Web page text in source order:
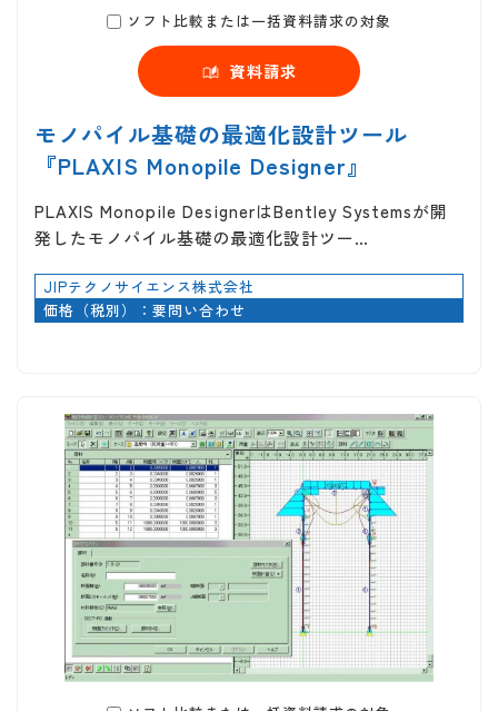
ソフト比較または一括資料請求の対象
資料請求
モノパイル基礎の最適化設計ツール
『PLAXIS Monopile Designer』
PLAXIS Monopile DesignerはBentley Systemsが開
発したモノパイル基礎の最適化設計ツー…
JIPテクノサイエンス株式会社
価格（税別）：要問い合わせ